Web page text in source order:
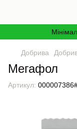
Добрива
Мегафол
Артикул: